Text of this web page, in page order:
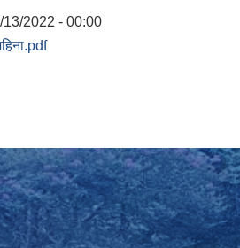
13/2022 - 00:00